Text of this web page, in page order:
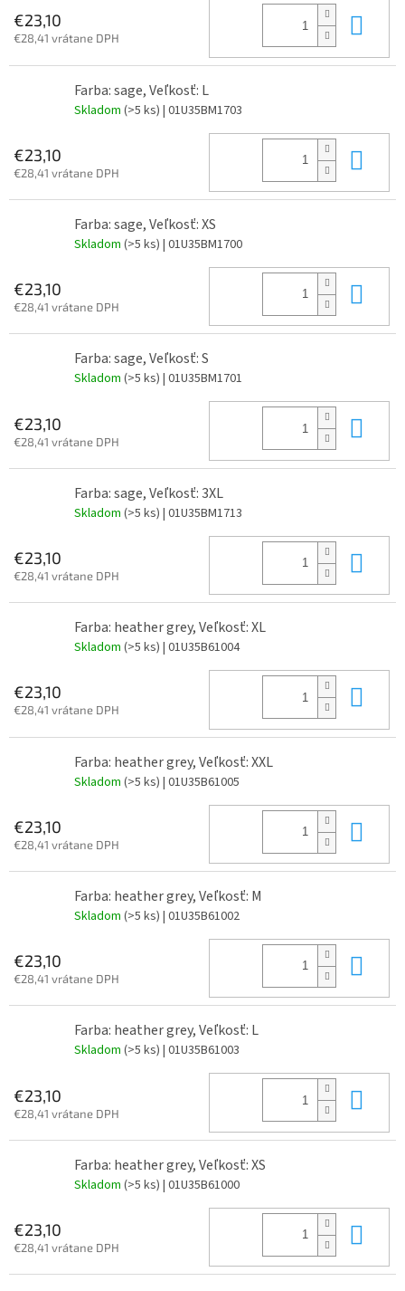
€23,10
€28,41 vrátane DPH
Farba: sage, Veľkosť: L
Skladom (>5 ks) | 01U35BM1703
€23,10
€28,41 vrátane DPH
Farba: sage, Veľkosť: XS
Skladom (>5 ks) | 01U35BM1700
€23,10
€28,41 vrátane DPH
Farba: sage, Veľkosť: S
Skladom (>5 ks) | 01U35BM1701
€23,10
€28,41 vrátane DPH
Farba: sage, Veľkosť: 3XL
Skladom (>5 ks) | 01U35BM1713
€23,10
€28,41 vrátane DPH
Farba: heather grey, Veľkosť: XL
Skladom (>5 ks) | 01U35B61004
€23,10
€28,41 vrátane DPH
Farba: heather grey, Veľkosť: XXL
Skladom (>5 ks) | 01U35B61005
€23,10
€28,41 vrátane DPH
Farba: heather grey, Veľkosť: M
Skladom (>5 ks) | 01U35B61002
€23,10
€28,41 vrátane DPH
Farba: heather grey, Veľkosť: L
Skladom (>5 ks) | 01U35B61003
€23,10
€28,41 vrátane DPH
Farba: heather grey, Veľkosť: XS
Skladom (>5 ks) | 01U35B61000
€23,10
€28,41 vrátane DPH